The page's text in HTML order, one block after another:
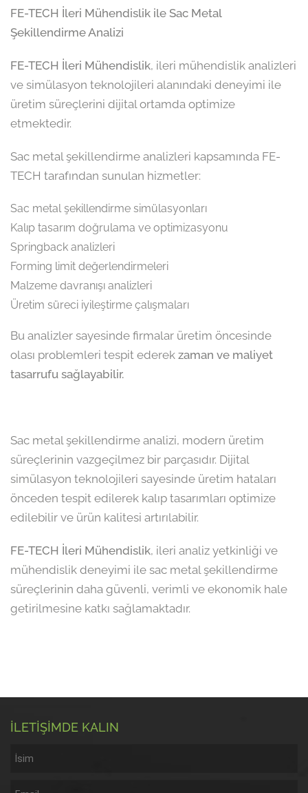
FE-TECH İleri Mühendislik ile Sac Metal
Şekillendirme Analizi
FE-TECH İleri Mühendislik, ileri mühendislik analizleri
ve simülasyon teknolojileri alanındaki deneyimi ile
üretim süreçlerini dijital ortamda optimize
etmektedir.
Sac metal şekillendirme analizleri kapsamında FE-
TECH tarafından sunulan hizmetler:
Sac metal şekillendirme simülasyonları
Kalıp tasarım doğrulama ve optimizasyonu
Springback analizleri
Forming limit değerlendirmeleri
Malzeme davranışı analizleri
Üretim süreci iyileştirme çalışmaları
Bu analizler sayesinde firmalar üretim öncesinde
olası problemleri tespit ederek zaman ve maliyet
tasarrufu sağlayabilir.
Sac metal şekillendirme analizi, modern üretim
süreçlerinin vazgeçilmez bir parçasıdır. Dijital
simülasyon teknolojileri sayesinde üretim hataları
önceden tespit edilerek kalıp tasarımları optimize
edilebilir ve ürün kalitesi artırılabilir.
FE-TECH İleri Mühendislik, ileri analiz yetkinliği ve
mühendislik deneyimi ile sac metal şekillendirme
süreçlerinin daha güvenli, verimli ve ekonomik hale
getirilmesine katkı sağlamaktadır.
İLETİŞİMDE KALIN